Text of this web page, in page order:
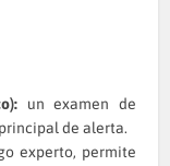
un examen de
de alerta.
experto, permite